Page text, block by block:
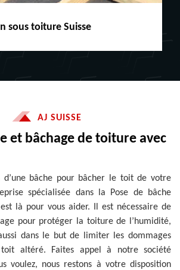
LE
AJ SUISSE
et bâchage de toiture avec
d’une bâche pour bâcher le toit de votre
spécialisée dans la Pose de bâche
là pour vous aider. Il est nécessaire de
pour protéger la toiture de l’humidité,
dans le but de limiter les dommages
altéré. Faites appel à notre société
voulez, nous restons à votre disposition